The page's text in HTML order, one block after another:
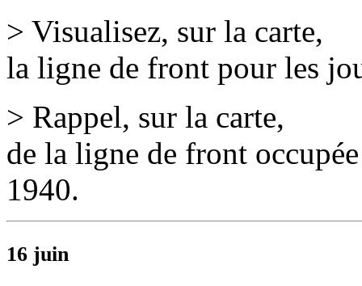
> Visualisez, sur la carte,
la ligne de front pour les
> Rappel, sur la carte,
de la ligne de front
1940.
16 juin